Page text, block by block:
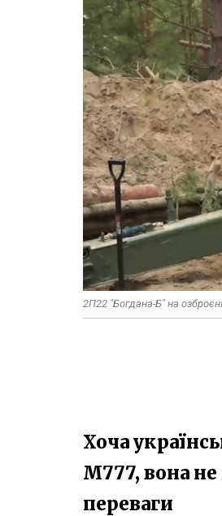
2П22 "Богдана-Б" на
Хоча
M777, вона
переваги